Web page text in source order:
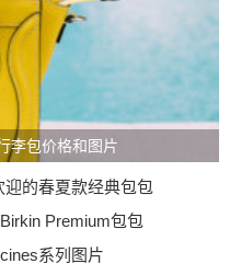
李包价格和图片
的春夏款经典包包
Premium包包
系列图片